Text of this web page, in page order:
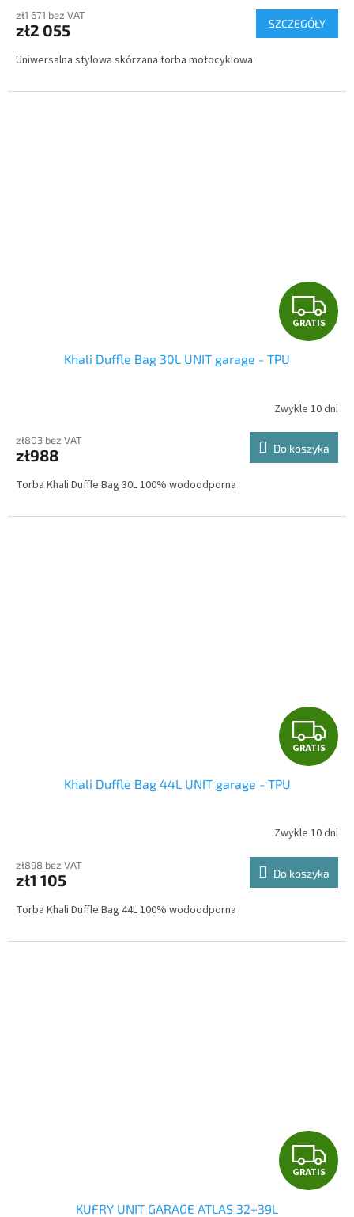
I
S
zł1 671 bez VAT
zł2 055 SZCZEGÓŁY
Uniwersalna stylowa skórzana torba motocyklowa.
G
R
T
I
S
GRATIS
Khali Duffle Bag 30L UNIT garage - TPU
Zwykle 10 dni
zł803 bez VAT
zł988 Do koszyka
Torba Khali Duffle Bag 30L 100% wodoodporna
G
R
T
I
S
GRATIS
Khali Duffle Bag 44L UNIT garage - TPU
Zwykle 10 dni
zł898 bez VAT
zł1 105 Do koszyka
Torba Khali Duffle Bag 44L 100% wodoodporna
G
R
GRATIS
KUFRY UNIT GARAGE ATLAS 32+39L